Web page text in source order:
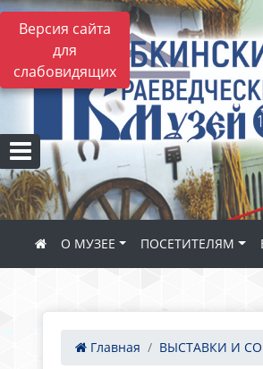
Версия сайта
для
слабовидящих
О МУЗЕЕ ПОСЕТИТЕЛЯМ
Главная ВЫСТАВКИ И